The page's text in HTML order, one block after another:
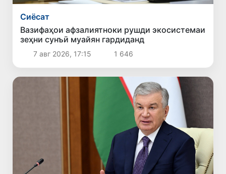
Сиёсат
Вазифаҳои афзалиятноки рушди экосистемаи
зеҳни сунъӣ муайян гардиданд
7 авг 2026, 17:15 1 646